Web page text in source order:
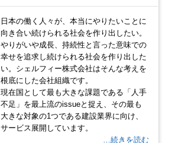
日本の働く人々が、本当にやりたいことに
向き合い続けられる社会を作り出したい。
やりがいや成長、持続性と言った意味での
幸せを追求し続けられる社会を作り出した
い。シェルフィー株式会社はそんな考えを
根底にした会社組織です。
現在国として最も大きな課題である「人手
不足」を最上流のissueと捉え、その最も
大きな対象の1つである建設業界に向け、
サービス展開しています。
…続きを読む